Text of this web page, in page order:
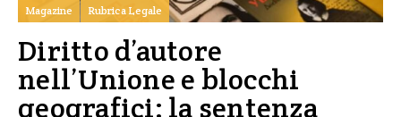
Magazine Rubrica Legale
Diritto d’autore
nell’Unione e blocchi
geografici: la sentenza